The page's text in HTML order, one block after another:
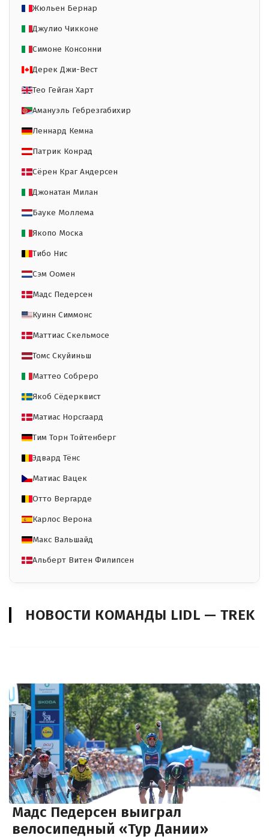
Жюльен Бернар
Джулио Чикконе
Симоне Консонни
Дерек Джи-Вест
Тео Гейган Харт
Амануэль Гебрезгабихир
Леннард Кемна
Патрик Конрад
Сёрен Краг Андерсен
Джонатан Милан
Бауке Моллема
Якопо Моска
Тибо Нис
Сэм Оомен
Мадс Педерсен
Куинн Симмонс
Маттиас Скельмосе
Томс Скуйиньш
Маттео Собреро
Якоб Сёдерквист
Матиас Норсгаард
Тим Торн Тойтенберг
Эдвард Тёнс
Матиас Вацек
Отто Вергарде
Карлос Верона
Макс Вальшайд
Альберт Витен Филипсен
НОВОСТИ КОМАНДЫ LIDL — TREK
Мадс Педерсен выиграл
велосипедный «Тур Дании»